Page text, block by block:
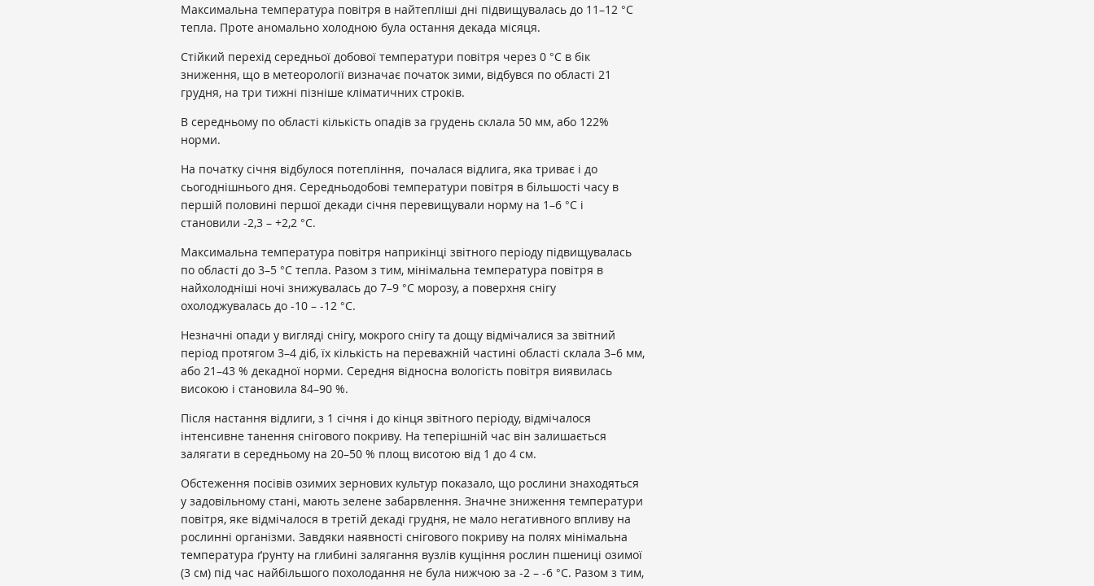
Максимальна температура повітря в найтепліші дні підвищувалась до 11–12 °С
тепла. Проте аномально холодною була остання декада місяця.
Стійкий перехід середньої добової температури повітря через 0 °С в бік
зниження, що в метеорології визначає початок зими, відбувся по області 21
грудня, на три тижні пізніше кліматичних строків.
В середньому по області кількість опадів за грудень склала 50 мм, або 122%
норми.
На початку січня відбулося потепління, почалася відлига, яка триває і до
сьогоднішнього дня. Середньодобові температури повітря в більшості часу в
першій половині першої декади січня перевищували норму на 1–6 °С і
становили -2,3 – +2,2 °С.
Максимальна температура повітря наприкінці звітного періоду підвищувалась
по області до 3–5 °С тепла. Разом з тим, мінімальна температура повітря в
найхолодніші ночі знижувалась до 7–9 °С морозу, а поверхня снігу
охолоджувалась до -10 – -12 °С.
Незначні опади у вигляді снігу, мокрого снігу та дощу відмічалися за звітний
період протягом 3–4 діб, їх кількість на переважній частині області склала 3–6 мм,
або 21–43 % декадної норми. Середня відносна вологість повітря виявилась
високою і становила 84–90 %.
Після настання відлиги, з 1 січня і до кінця звітного періоду, відмічалося
інтенсивне танення снігового покриву. На теперішній час він залишається
залягати в середньому на 20–50 % площ висотою від 1 до 4 см.
Обстеження посівів озимих зернових культур показало, що рослини знаходяться
у задовільному стані, мають зелене забарвлення. Значне зниження температури
повітря, яке відмічалося в третій декаді грудня, не мало негативного впливу на
рослинні організми. Завдяки наявності снігового покриву на полях мінімальна
температура ґрунту на глибині залягання вузлів кущіння рослин пшениці озимої
(3 см) під час найбільшого похолодання не була нижчою за -2 – -6 °С. Разом з тим,